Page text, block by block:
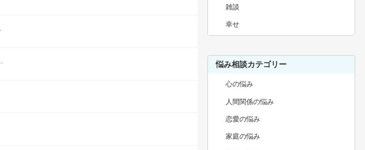
雑談
幸せ
悩み相談カテゴリー
心の悩み
人間関係の悩み
恋愛の悩み
家庭の悩み